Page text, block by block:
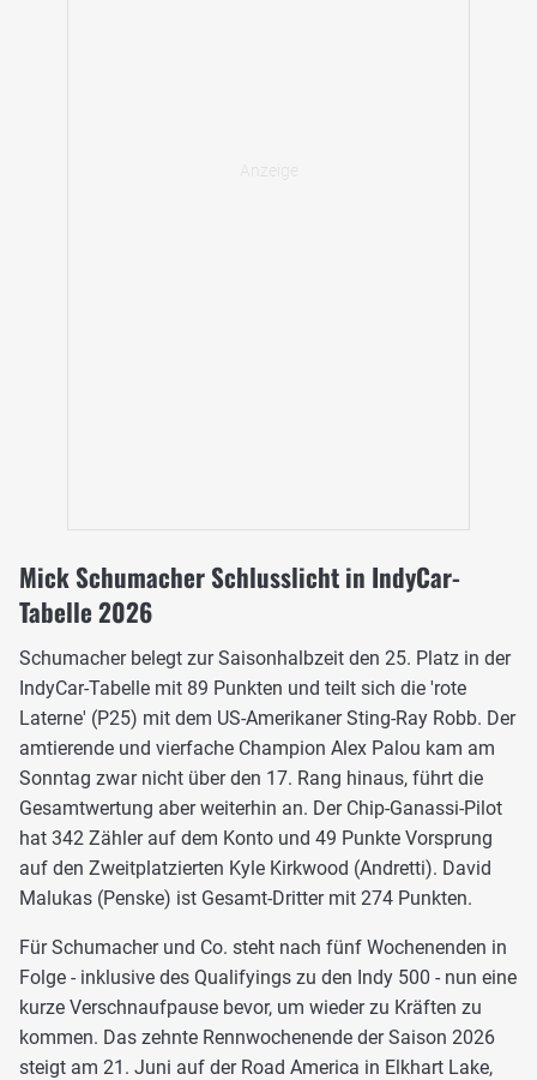
Mick Schumacher Schlusslicht in IndyCar-
Tabelle 2026
Schumacher belegt zur Saisonhalbzeit den 25. Platz in der
IndyCar-Tabelle mit 89 Punkten und teilt sich die 'rote
Laterne' (P25) mit dem US-Amerikaner Sting-Ray Robb. Der
amtierende und vierfache Champion Alex Palou kam am
Sonntag zwar nicht über den 17. Rang hinaus, führt die
Gesamtwertung aber weiterhin an. Der Chip-Ganassi-Pilot
hat 342 Zähler auf dem Konto und 49 Punkte Vorsprung
auf den Zweitplatzierten Kyle Kirkwood (Andretti). David
Malukas (Penske) ist Gesamt-Dritter mit 274 Punkten.
Für Schumacher und Co. steht nach fünf Wochenenden in
Folge - inklusive des Qualifyings zu den Indy 500 - nun eine
kurze Verschnaufpause bevor, um wieder zu Kräften zu
kommen. Das zehnte Rennwochenende der Saison 2026
steigt am 21. Juni auf der Road America in Elkhart Lake,